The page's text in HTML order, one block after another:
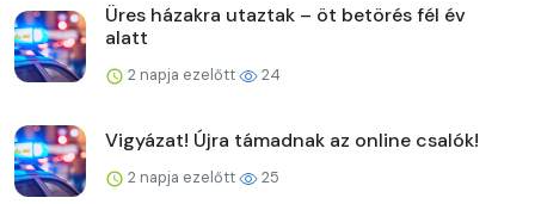
Üres házakra utaztak – öt betörés fél év
alatt
2 napja ezelőtt 24
Vigyázat! Újra támadnak az online csalók!
2 napja ezelőtt 25